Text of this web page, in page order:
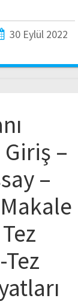
30 Eylül 2022
–
–